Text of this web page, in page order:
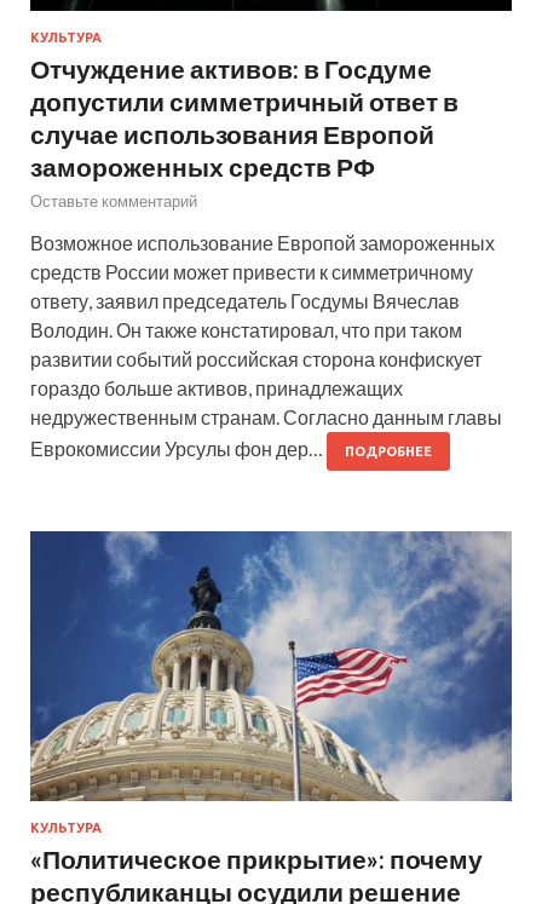
КУЛЬТУРА
Отчуждение активов: в Госдуме
допустили симметричный ответ в
случае использования Европой
замороженных средств РФ
Оставьте комментарий
Возможное использование Европой замороженных
средств России может привести к симметричному
ответу, заявил председатель Госдумы Вячеслав
Володин. Он также констатировал, что при таком
развитии событий российская сторона конфискует
гораздо больше активов, принадлежащих
недружественным странам. Согласно данным главы
Еврокомиссии Урсулы фон дер…
ПОДРОБНЕЕ
КУЛЬТУРА
«Политическое прикрытие»: почему
республиканцы осудили решение